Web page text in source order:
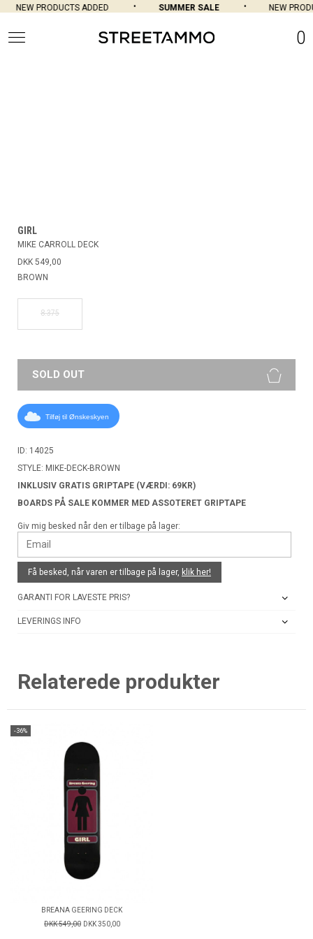
NEW PRODUCTS ADDED SUMMER SALE NEW
0
GIRL
MIKE CARROLL DECK
DKK 549,00
BROWN
8.375
SOLD OUT
Tilføj til Ønskeskyen
ID: 14025
STYLE: MIKE-DECK-BROWN
INKLUSIV GRATIS GRIPTAPE (VÆRDI: 69KR)
BOARDS PÅ SALE KOMMER MED ASSOTERET GRIPTAPE
Giv mig besked når den er tilbage på lager:
Få besked, når varen er tilbage på lager, klik her!
GARANTI FOR LAVESTE PRIS?
LEVERINGS INFO
Relaterede produkter
-36%
BREANA GEERING DECK
DKK 549,00 DKK 350,00